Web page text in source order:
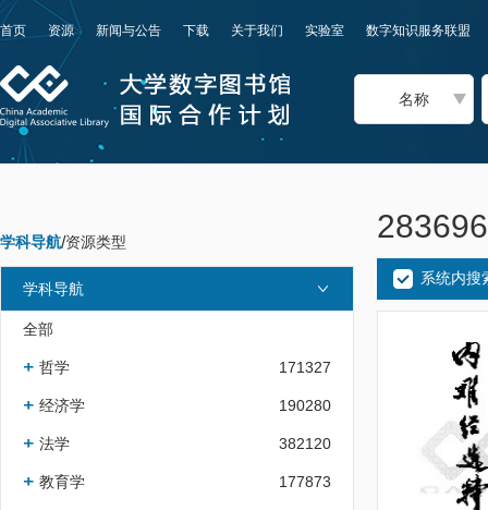
首页 资源 新闻与公告 下载 关于我们 实验室 数字知识服务联盟
名称
学科导航/资源类型
学科导航
全部
哲学 171327
经济学 190280
法学 382120
教育学 177873
系统内搜